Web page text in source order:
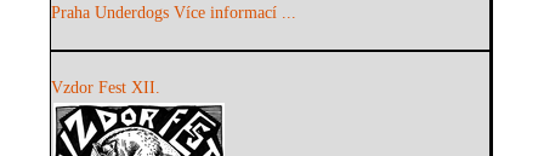
Praha Underdogs Více informací ...
Vzdor Fest XII.